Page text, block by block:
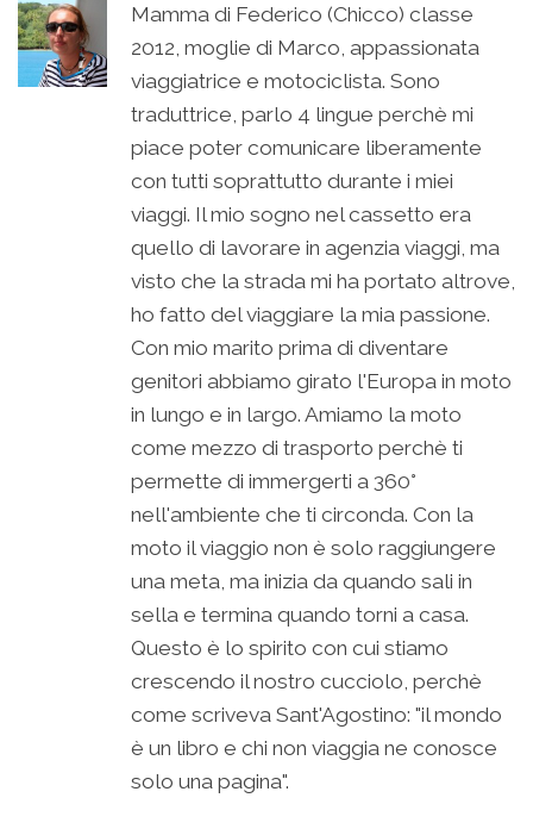
Mamma di Federico (Chicco) classe
2012, moglie di Marco, appassionata
viaggiatrice e motociclista. Sono
traduttrice, parlo 4 lingue perchè mi
piace poter comunicare liberamente
con tutti soprattutto durante i miei
viaggi. Il mio sogno nel cassetto era
quello di lavorare in agenzia viaggi, ma
visto che la strada mi ha portato altrove,
ho fatto del viaggiare la mia passione.
Con mio marito prima di diventare
genitori abbiamo girato l'Europa in moto
in lungo e in largo. Amiamo la moto
come mezzo di trasporto perchè ti
permette di immergerti a 360°
nell'ambiente che ti circonda. Con la
moto il viaggio non è solo raggiungere
una meta, ma inizia da quando sali in
sella e termina quando torni a casa.
Questo è lo spirito con cui stiamo
crescendo il nostro cucciolo, perchè
come scriveva Sant'Agostino: "il mondo
è un libro e chi non viaggia ne conosce
solo una pagina".